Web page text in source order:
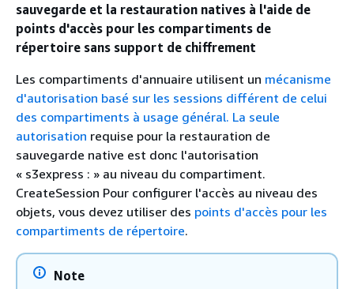
sauvegarde et la restauration natives à l'aide de
points d'accès pour les compartiments de
répertoire sans support de chiffrement
Les compartiments d'annuaire utilisent un mécanisme
d'autorisation basé sur les sessions différent de celui
des compartiments à usage général. La seule
autorisation requise pour la restauration de
sauvegarde native est donc l'autorisation
« s3express : » au niveau du compartiment.
CreateSession Pour configurer l'accès au niveau des
objets, vous devez utiliser des points d'accès pour les
compartiments de répertoire.
Note